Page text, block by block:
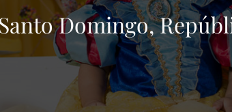
Domingo,